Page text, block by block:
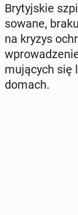
Bry­tyjskie
sowane,
na kryzys
mu­ją­cych się
domach.